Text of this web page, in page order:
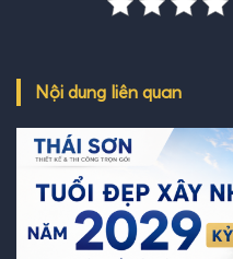
Nội dung liên quan